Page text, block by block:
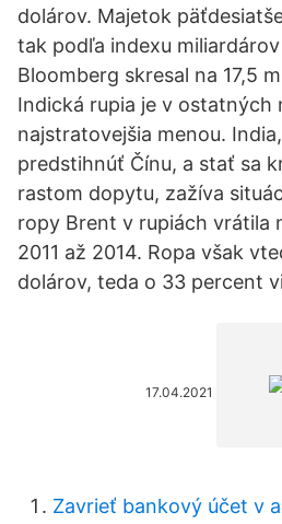
dolárov. Majetok
tak podľa indexu
Bloomberg skresal na 17,5
Indická rupia je v ostatných
najstratovejšia menou.
predstihnúť Čínu, a stať sa
rastom dopytu, zažíva
ropy Brent v rupiách vrátila
2011 až 2014. Ropa však
dolárov, teda o 33 percent
17.04.2021
Zavrieť bankový účet v